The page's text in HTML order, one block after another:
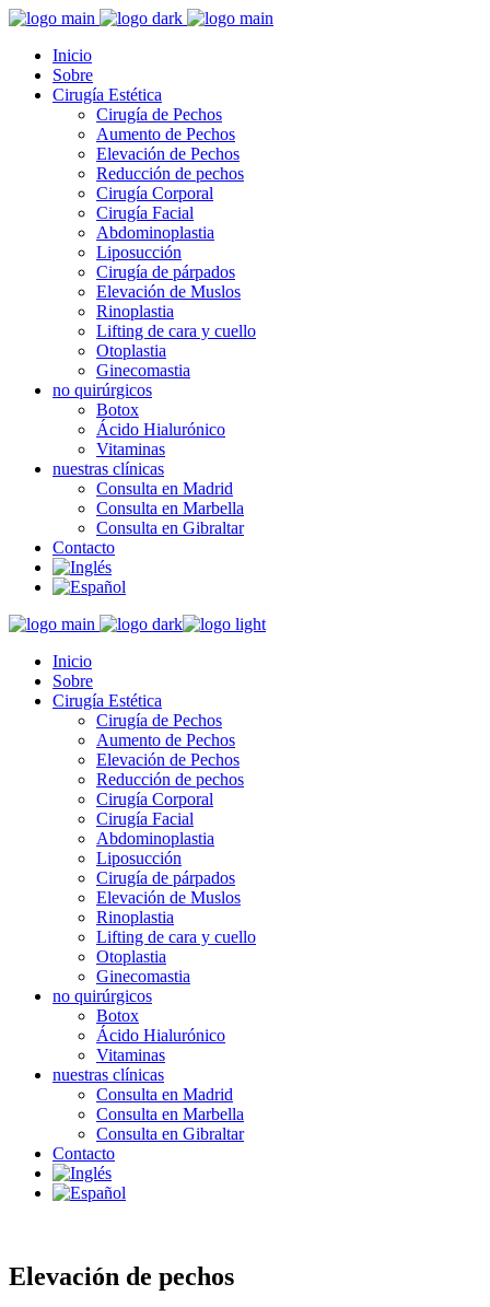
Inicio
Sobre
Cirugía Estética
Cirugía de Pechos
Aumento de Pechos
Elevación de Pechos
Reducción de pechos
Cirugía Corporal
Cirugía Facial
Abdominoplastia
Liposucción
Cirugía de párpados
Elevación de Muslos
Rinoplastia
Lifting de cara y cuello
Otoplastia
Ginecomastia
no quirúrgicos
Botox
Ácido Hialurónico
Vitaminas
nuestras clínicas
Consulta en Madrid
Consulta en Marbella
Consulta en Gibraltar
Contacto
Inicio
Sobre
Cirugía Estética
Cirugía de Pechos
Aumento de Pechos
Elevación de Pechos
Reducción de pechos
Cirugía Corporal
Cirugía Facial
Abdominoplastia
Liposucción
Cirugía de párpados
Elevación de Muslos
Rinoplastia
Lifting de cara y cuello
Otoplastia
Ginecomastia
no quirúrgicos
Botox
Ácido Hialurónico
Vitaminas
nuestras clínicas
Consulta en Madrid
Consulta en Marbella
Consulta en Gibraltar
Contacto
Elevación de pechos